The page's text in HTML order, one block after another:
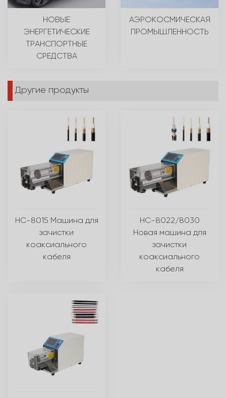
НОВЫЕ
ЭНЕРГЕТИЧЕСКИЕ
ТРАНСПОРТНЫЕ
СРЕДСТВА
АЭРОКОСМИЧЕСКАЯ
ПРОМЫШЛЕННОСТЬ
Другие продукты
HC-8015 Машина для
зачистки
коаксиального
кабеля
HC-8022/8030
Новая машина для
зачистки
коаксиального
кабеля